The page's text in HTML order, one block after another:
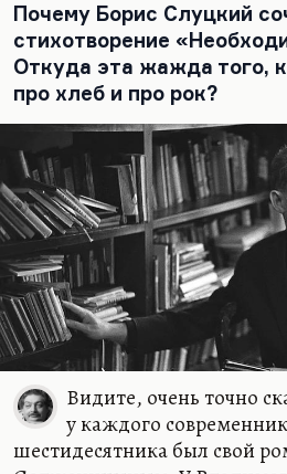
ближайших исканиях будет
в области просодии. С
развитие — и рэп, и музыка.
прихотливая строфика,
прихотливостью его
которую я считаю, кстати,
поэтом. Это всё связано
Почему Борис Слуцкий
стихотворение
Откуда эта жажда того,
про хлеб и про рок?
Видите, очень точно
у каждого
шестидесятника был свой